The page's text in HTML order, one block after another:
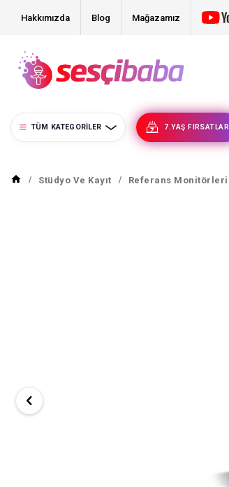
Hakkımızda Blog Mağazamız
TÜM KATEGORILER 7.YAŞ FIRSATLARI
Stüdyo Ve Kayıt Referans Monitörleri